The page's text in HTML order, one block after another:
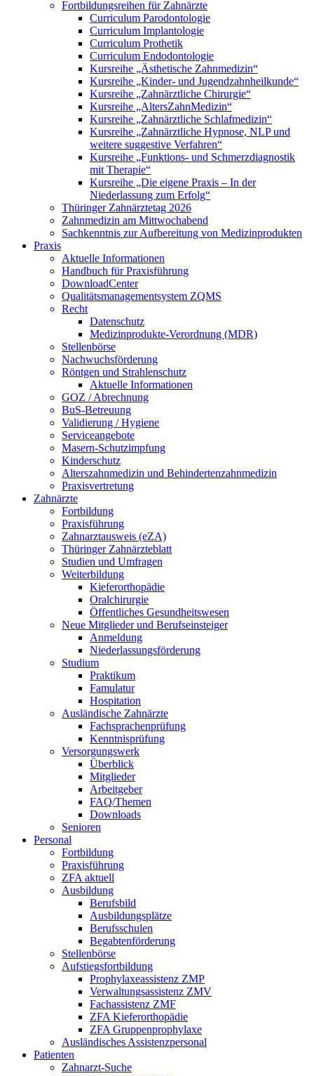
Fortbildungsreihen für Zahnärzte
Curriculum Parodontologie
Curriculum Implantologie
Curriculum Prothetik
Curriculum Endodontologie
Kursreihe „Ästhetische Zahnmedizin“
Kursreihe „Kinder- und Jugendzahnheilkunde“
Kursreihe „Zahnärztliche Chirurgie“
Kursreihe „AltersZahnMedizin“
Kursreihe „Zahnärztliche Schlafmedizin“
Kursreihe „Zahnärztliche Hypnose, NLP und
weitere suggestive Verfahren“
Kursreihe „Funktions- und Schmerzdiagnostik
mit Therapie“
Kursreihe „Die eigene Praxis – In der
Niederlassung zum Erfolg“
Thüringer Zahnärztetag 2026
Zahnmedizin am Mittwochabend
Sachkenntnis zur Aufbereitung von Medizinprodukten
Praxis
Aktuelle Informationen
Handbuch für Praxisführung
DownloadCenter
Qualitätsmanagementsystem ZQMS
Recht
Datenschutz
Medizinprodukte-Verordnung (MDR)
Stellenbörse
Nachwuchsförderung
Röntgen und Strahlenschutz
Aktuelle Informationen
GOZ / Abrechnung
BuS-Betreuung
Validierung / Hygiene
Serviceangebote
Masern-Schutzimpfung
Kinderschutz
Alterszahnmedizin und Behindertenzahnmedizin
Praxisvertretung
Zahnärzte
Fortbildung
Praxisführung
Zahnarztausweis (eZA)
Thüringer Zahnärzteblatt
Studien und Umfragen
Weiterbildung
Kieferorthopädie
Oralchirurgie
Öffentliches Gesundheitswesen
Neue Mitglieder und Berufseinsteiger
Anmeldung
Niederlassungsförderung
Studium
Praktikum
Famulatur
Hospitation
Ausländische Zahnärzte
Fachsprachenprüfung
Kenntnisprüfung
Versorgungswerk
Überblick
Mitglieder
Arbeitgeber
FAQ/Themen
Downloads
Senioren
Personal
Fortbildung
Praxisführung
ZFA aktuell
Ausbildung
Berufsbild
Ausbildungsplätze
Berufsschulen
Begabtenförderung
Stellenbörse
Aufstiegsfortbildung
Prophylaxeassistenz ZMP
Verwaltungsassistenz ZMV
Fachassistenz ZMF
ZFA Kieferorthopädie
ZFA Gruppenprophylaxe
Ausländisches Assistenzpersonal
Patienten
Zahnarzt-Suche